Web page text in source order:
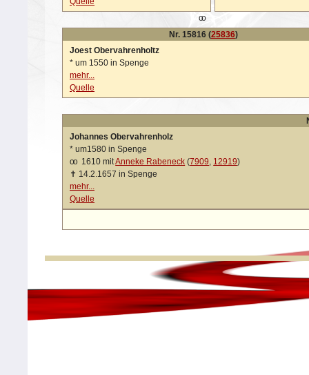
oo
Nr. 15816 (25836)
Joest Obervahrenholtz
* um 1550 in Spenge
mehr...
Quelle
Johannes Obervahrenholz
* um1580 in Spenge
oo
1610 mitAnneke Rabeneck (7909, 12919)
✝ 14.2.1657 in Spenge
mehr...
Quelle